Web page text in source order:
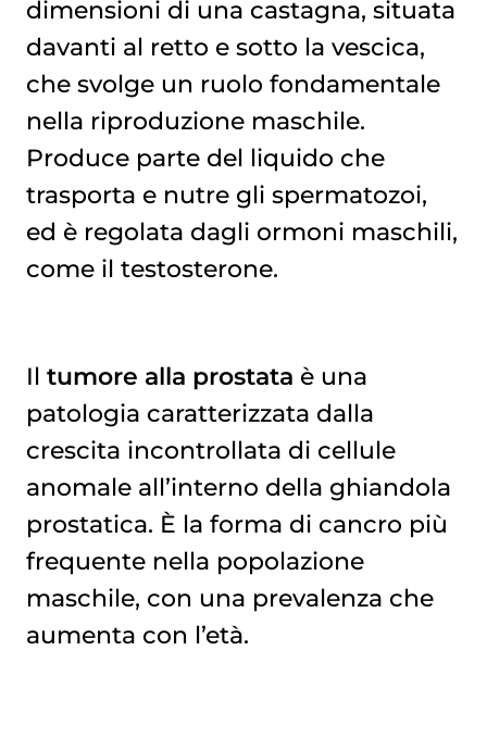
dimensioni di una castagna, situata
davanti al retto e sotto la vescica,
che svolge un ruolo fondamentale
nella riproduzione maschile.
Produce parte del liquido che
trasporta e nutre gli spermatozoi,
ed è regolata dagli ormoni maschili,
come il testosterone.
Il tumore alla prostata è una
patologia caratterizzata dalla
crescita incontrollata di cellule
anomale all’interno della ghiandola
prostatica. È la forma di cancro più
frequente nella popolazione
maschile, con una prevalenza che
aumenta con l’età.